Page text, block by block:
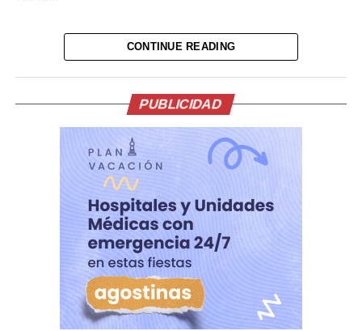
Tras el ataque, la transmisión se interrumpió de
inmediato. Posteriormente, el video fue retirado de la
parte de la grabación y han difundido imágenes del
hecho.
Lo presentían,
momentos antes de la
ejecución en medio de
una transmision en vivo
del Influencer César
Gastélum en Culiacán,
ya habian visto a los
CONTINUE READING
PUBLICIDAD